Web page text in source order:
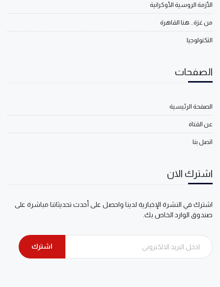
الأزمة الروسية الأوكرانية
من غزة.. هنا القاهرة
التكنولوجيا
الصفحات
الصفحة الرئيسية
عن القناة
اتصل بنا
اشترك الان
اشترك في النشرة الإخبارية لدينا واحصل على أحدث تحديثاتنا مباشرة على
صندوق الوارد الخاص بك.
اشترك